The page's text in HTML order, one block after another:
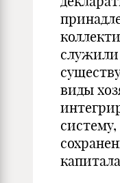
служили
виды